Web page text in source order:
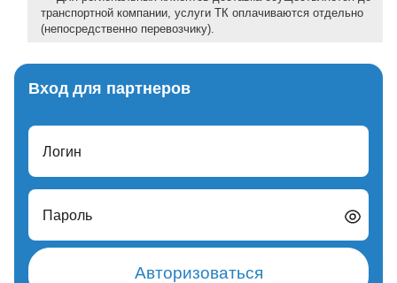
транспортной компании, услуги ТК оплачиваются отдельно
(непосредственно перевозчику).
Вход для партнеров
Логин
Пароль
Авторизоваться